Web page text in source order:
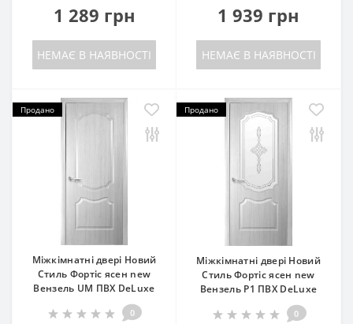
1 289 грн
НЕМАЄ В НАЯВНОСТІ
1 939 грн
НЕМАЄ В НАЯВНОСТІ
Продано
Міжкімнатні двері Новий
Стиль Фортіс ясен new
Вензель UM ПВХ DeLuxe
0
Продано
Міжкімнатні двері Новий
Стиль Фортіс ясен new
Вензель P1 ПВХ DeLuxe
0